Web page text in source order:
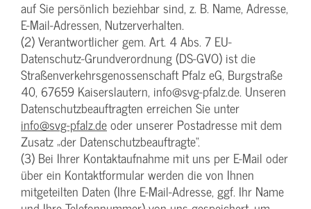
auf Sie persönlich beziehbar sind, z. B. Name, Adresse,
E-Mail-Adressen, Nutzerverhalten.
(2) Verantwortlicher gem. Art. 4 Abs. 7 EU-
Datenschutz-Grundverordnung (DS-GVO) ist die
Straßenverkehrsgenossenschaft Pfalz eG, Burgstraße
40, 67659 Kaiserslautern, info@svg-pfalz.de. Unseren
Datenschutzbeauftragten erreichen Sie unter
info@svg-pfalz.deoder unserer Postadresse mit dem
Zusatz „der Datenschutzbeauftragte“.
(3) Bei Ihrer Kontaktaufnahme mit uns per E-Mail oder
über ein Kontaktformular werden die von Ihnen
mitgeteilten Daten (Ihre E-Mail-Adresse, ggf. Ihr Name